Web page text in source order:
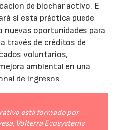
de biochar activo. El
si esta práctica puede
nuevas oportunidades para
través de créditos de
voluntarios,
ambiental en una
de ingresos.
está formado por
Volterra Ecosystems